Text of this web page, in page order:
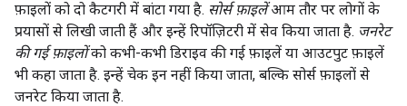
फ़ाइलों को दो कैटगरी में बांटा गया है. सोर्स फ़ाइलेंआम तौर पर लोगों के
प्रयासों से लिखी जाती हैं और इन्हें रिपॉज़िटरी में सेव किया जाता है. जनरेट
की गई फ़ाइलोंको कभी-कभी डिराइव की गई फ़ाइलें या आउटपुट फ़ाइलें
भी कहा जाता है. इन्हें चेक इन नहीं किया जाता, बल्कि सोर्स फ़ाइलों से
जनरेट किया जाता है.